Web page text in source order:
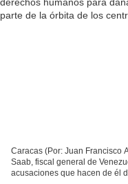
Caracas (Por: Juan Francisco
Saab, fiscal general de
acusaciones que hacen de él